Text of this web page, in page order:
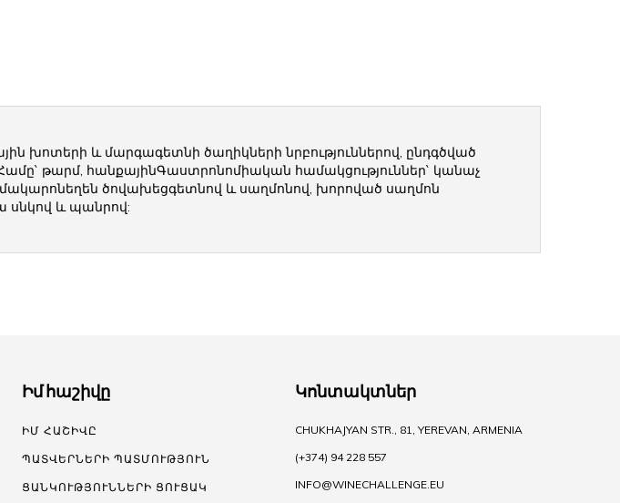
խոտերի և մարգագետնի ծաղիկների նրբություններով, ընդգծված
թարմ, հանքայինԳաստրոնոմիական համակցություններ` կանաչ
ծովախեցգետնով և սաղմոնով, խորոված սաղմոն
սնկով և պանրով:
Իմ հաշիվը
ԻՄ ՀԱՇԻՎԸ
ՊԱՏՎԵՐՆԵՐԻ ՊԱՏՄՈՒԹՅՈՒՆ
ՑԱՆԿՈՒԹՅՈՒՆՆԵՐԻ ՑՈՒՑԱԿ
Կոնտակտներ
CHUKHAJYAN STR., 81, YEREVAN, ARMENIA
(+374) 94 228 557
INFO@WINECHALLENGE.EU